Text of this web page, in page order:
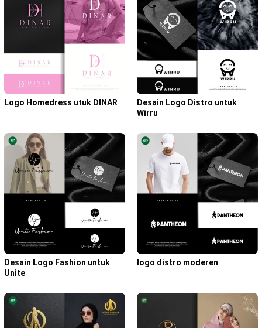
Logo Homedress utuk DINAR
Desain Logo Distro untuk
Wirru
Desain Logo Fashion untuk
Unite
logo distro moderen